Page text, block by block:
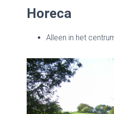
Horeca
Alleen in het